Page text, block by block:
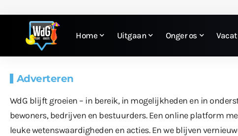
Home Uitgaan Onger os
Adverteren
WdG blijft groeien – in bereik, in mogelijkheden en in
bewoners, bedrijven en bestuurders. Een online platform
leuke wetenswaardigheden en acties. En we blijven